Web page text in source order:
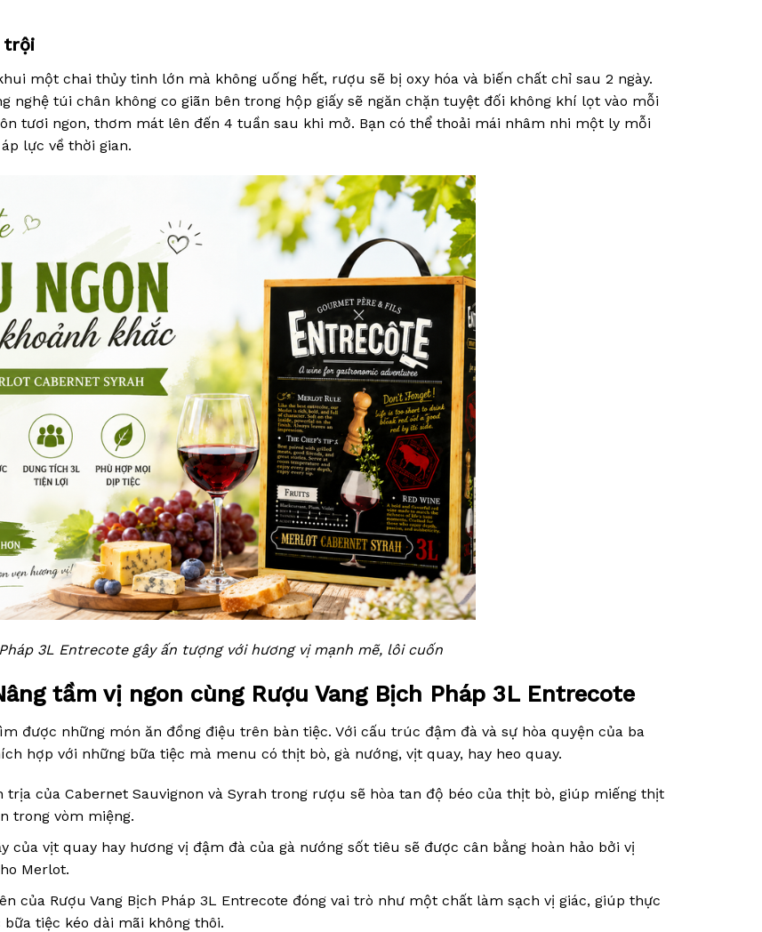
trội
một chai thủy tinh lớn mà không uống hết, rượu sẽ bị oxy hóa và biến chất chỉ sau 2 ngày.
nghệ túi chân không co giãn bên trong hộp giấy sẽ ngăn chặn tuyệt đối không khí lọt vào mỗi
tươi ngon, thơm mát lên đến 4 tuần sau khi mở. Bạn có thể thoải mái nhâm nhi một ly mỗi
lực về thời gian.
3L Entrecote gây ấn tượng với hương vị mạnh mẽ, lôi cuốn
tầm vị ngon cùng Rượu Vang Bịch Pháp 3L Entrecote
được những món ăn đồng điệu trên bàn tiệc. Với cấu trúc đậm đà và sự hòa quyện của ba
hợp với những bữa tiệc mà menu có thịt bò, gà nướng, vịt quay, hay heo quay.
của Cabernet Sauvignon và Syrah trong rượu sẽ hòa tan độ béo của thịt bò, giúp miếng thịt
trong vòm miệng.
của vịt quay hay hương vị đậm đà của gà nướng sốt tiêu sẽ được cân bằng hoàn hảo bởi vị
Merlot.
của Rượu Vang Bịch Pháp 3L Entrecote đóng vai trò như một chất làm sạch vị giác, giúp thực
tiệc kéo dài mãi không thôi.